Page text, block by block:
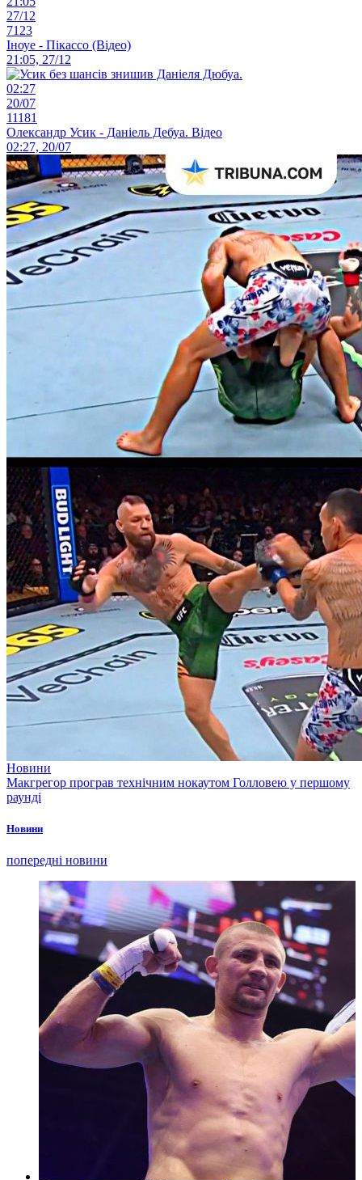
27/12
7123
Іноуе - Пікассо (Відео)
21:05, 27/12
02:27
20/07
11181
Олександр Усик - Даніель Дебуа. Відео
02:27, 20/07
Новини
Макгрегор програв технічним нокаутом Голловею у першому
раунді
Новини
попередні новини